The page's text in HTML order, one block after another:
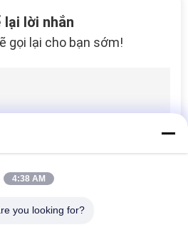
lại lời nhắn
gọi lại cho bạn sớm!
4:38 AM
you looking for?